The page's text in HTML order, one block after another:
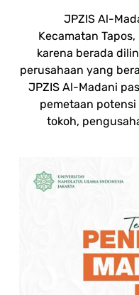
JPZIS Al-
Kecamatan
karena berada
perusahaan yang
JPZIS Al-Madani
pemetaan
tokoh,